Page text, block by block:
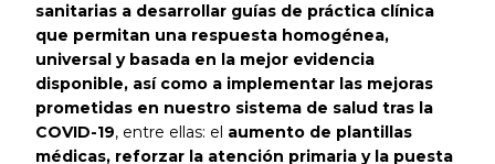
sanitarias a desarrollar guías de práctica clínica
que permitan una respuesta homogénea,
universal y basada en la mejor evidencia
disponible, así como a implementar las mejoras
prometidas en nuestro sistema de salud tras la
COVID-19, entre ellas: el aumento de plantillas
médicas, reforzar la atención primaria y la puesta